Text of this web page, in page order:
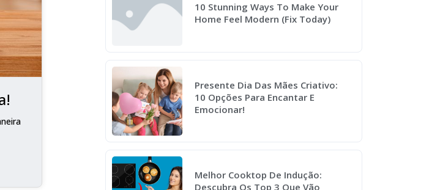
10 Stunning Ways To Make Your
Home Feel Modern (Fix Today)
Presente Dia Das Mães Criativo:
10 Opções Para Encantar E
Emocionar!
Melhor Cooktop De Indução:
Descubra Os Top 3 Que Vão